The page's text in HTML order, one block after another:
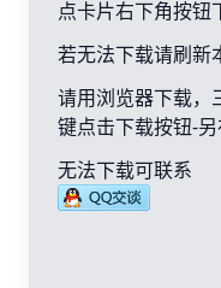
点卡片右下角按钮
若无法下载请刷新
请用浏览器下载，
键点击下载按钮-
无法下载可联系